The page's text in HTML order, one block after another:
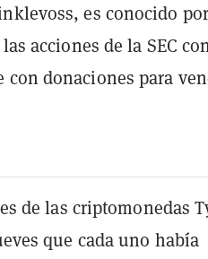
es conocido
acciones de la SEC
donaciones para
de las criptomonedas
que cada uno había